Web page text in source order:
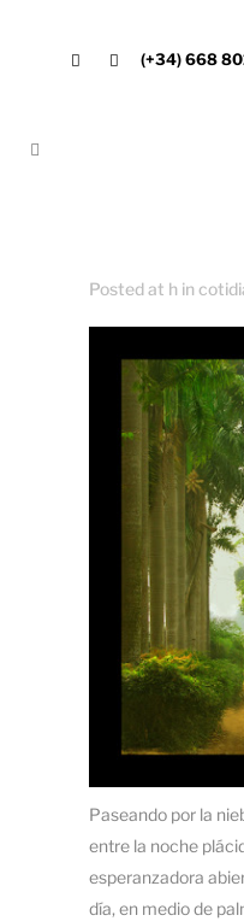
(+34) 668
Posted at h in
Paseando por la
entre la noche
esperanzadora
día, en medio de